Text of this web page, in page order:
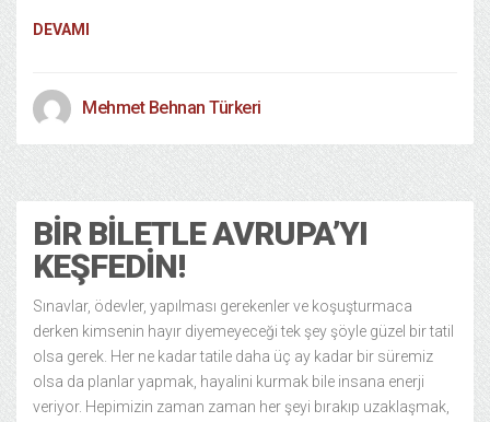
DEVAMI
Mehmet Behnan Türkeri
Kültür Sanat
BIR BILETLE AVRUPA’YI
KEŞFEDIN!
Sınavlar, ödevler, yapılması gerekenler ve koşuşturmaca
derken kimsenin hayır diyemeyeceği tek şey şöyle güzel bir tatil
olsa gerek. Her ne kadar tatile daha üç ay kadar bir süremiz
olsa da planlar yapmak, hayalini kurmak bile insana enerji
veriyor. Hepimizin zaman zaman her şeyi bırakıp uzaklaşmak,